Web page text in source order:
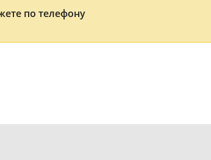
по телефону